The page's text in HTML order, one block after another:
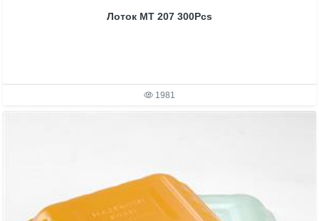
Лоток MT 207 300Pcs
1981